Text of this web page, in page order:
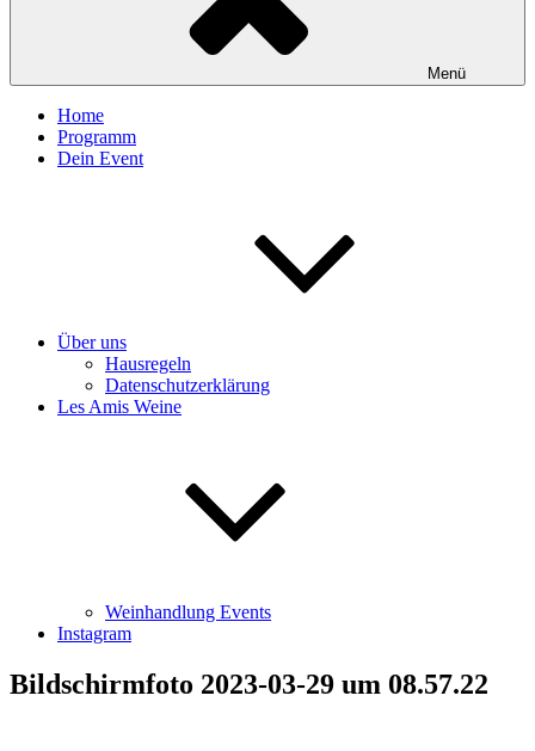
Menü
Home
Programm
Dein Event
Über uns
Hausregeln
Datenschutzerklärung
Les Amis Weine
Weinhandlung Events
Instagram
Bildschirm­foto 2023-03-29 um 08.57.22